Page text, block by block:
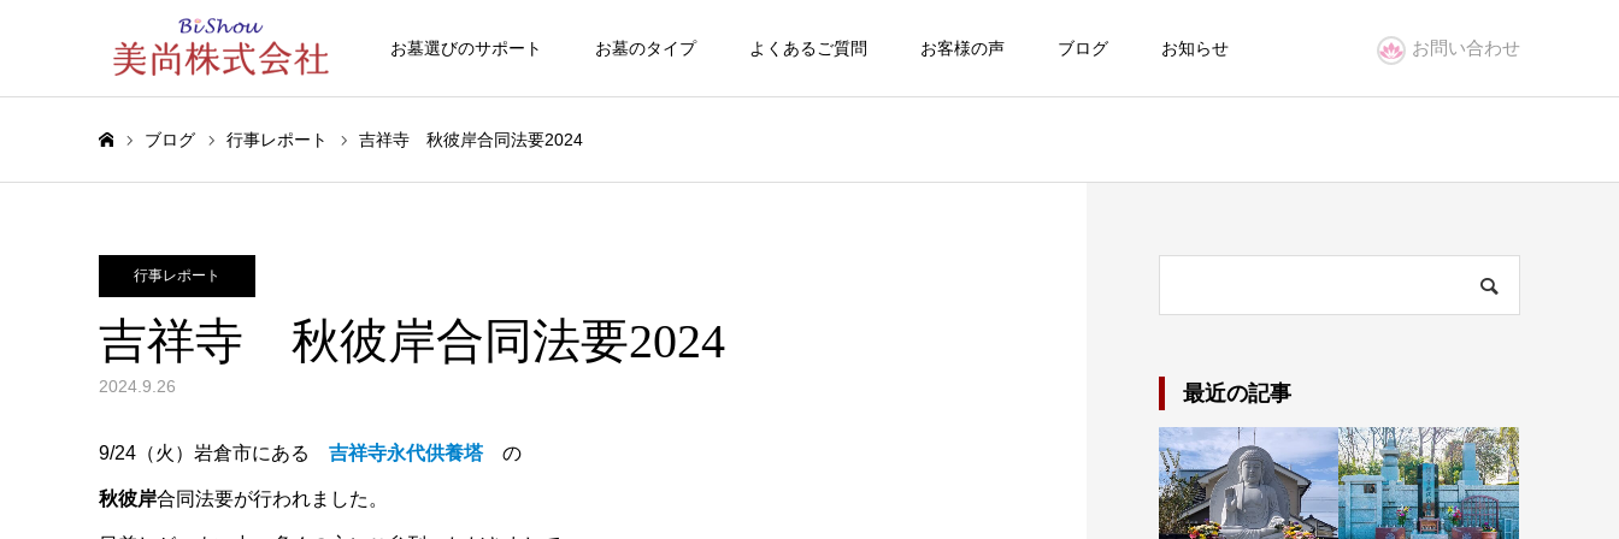
お墓選びのサポート お墓のタイプ よくあるご質問 お客様の声 ブログ お知らせ お問い合わせ
ブログ 行事レポート 吉祥寺 秋彼岸合同法要2024
行事レポート
吉祥寺 秋彼岸合同法要2024
2024.9.26
9/24（火）岩倉市にある 吉祥寺永代供養塔の
秋彼岸合同法要が行われました。
最近の記事